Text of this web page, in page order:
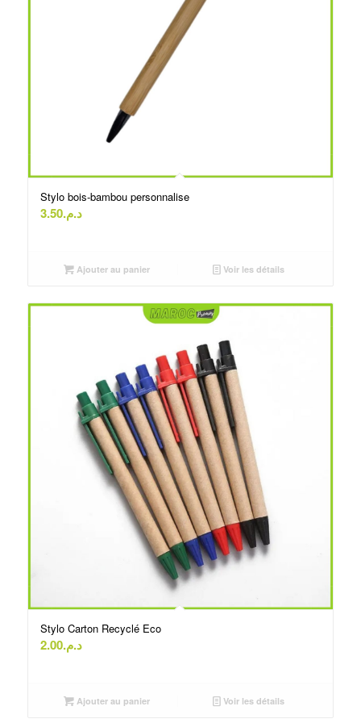
Stylo bois-bambou personnalise
د.م.3.50
Ajouter au panier Voir les détails
Stylo Carton Recyclé Eco
د.م.2.00
Ajouter au panier Voir les détails